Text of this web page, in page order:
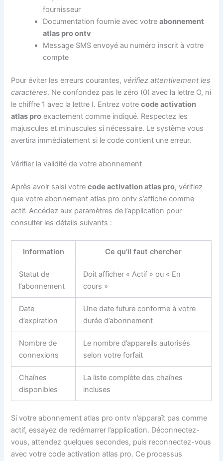
fournisseur
Documentation fournie avec votreabonnement
atlas pro ontv
Message SMS envoyé au numéro inscrit à votre
compte
Pour éviter les erreurs courantes, vérifiez attentivement les
caractères. Ne confondez pas le zéro (0) avec la lettre O, ni
le chiffre 1 avec la lettre I. Entrez votrecode activation
atlas pro exactement comme indiqué. Respectez les
majuscules et minuscules si nécessaire. Le système vous
avertira immédiatement si le code contient une erreur.
Vérifier la validité de votre abonnement
Après avoir saisi votrecode activation atlas pro, vérifiez
que votre abonnement atlas pro ontv s’affiche comme
actif. Accédez aux paramètres de l’application pour
consulter les détails suivants :
Information Ce qu’il faut chercher
Statut de
l’abonnement
Doit afficher « Actif » ou « En
cours »
Date
d’expiration
Une date future conforme à votre
durée d’abonnement
Nombre de
connexions
Le nombre d’appareils autorisés
selon votre forfait
Chaînes
disponibles
La liste complète des chaînes
incluses
Si votre abonnement atlas pro ontv n’apparaît pas comme
actif, essayez de redémarrer l’application. Déconnectez-
vous, attendez quelques secondes, puis reconnectez-vous
avec votre code activation atlas pro. Ce processus